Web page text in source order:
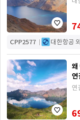
CPP2577 대한항공
왜
연